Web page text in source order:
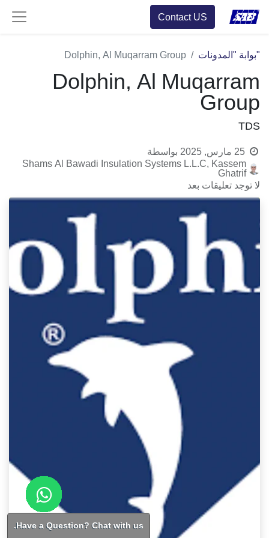
Contact US
"بوابة "المدونات Dolphin, Al Muqarram Group
Dolphin, Al Muqarram
Group
TDS
25 مارس, 2025
بواسطة
Shams Al Bawadi Insulation Systems L.L.C, Kassem
Ghatrif
لا توجد تعليقات بعد
Have a Question? Chat with us.